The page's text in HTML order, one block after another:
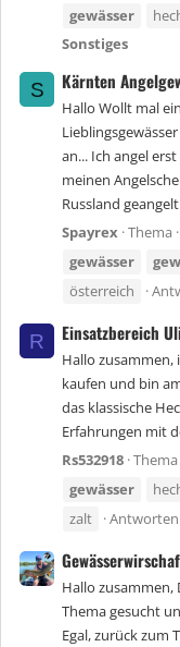
gewässer
Sonstiges
S Kärnten
Hallo Wollt mal
an... Ich angel
meinen
Russland
Spayrex Thema
gewässer
österreich
R Einsatzbereich
Hallo
kaufen und bin
das klassische
Erfahrungen mit
Rs532918 Thema
gewässer
zalt
Hallo zusammen,
Thema gesucht
Egal, zurück zum